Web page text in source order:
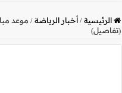
والقنوات الناقلة..